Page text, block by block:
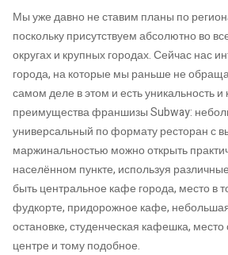
Мы уже давно не ставим планы по
поскольку присутствуем абсолютно во
округах и крупных городах. Сейчас нас
города, на которые мы раньше не
самом деле в этом и есть уникальность и
преимущества франшизы Subway:
универсальный по формату ресторан с
маржинальностью можно открыть
населённом пункте, используя
быть центральное кафе города, место в
фудкорте, придорожное кафе,
остановке, студенческая кафешка,
центре и тому подобное.